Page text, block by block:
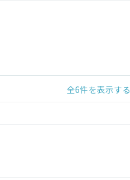
全6件を表示する